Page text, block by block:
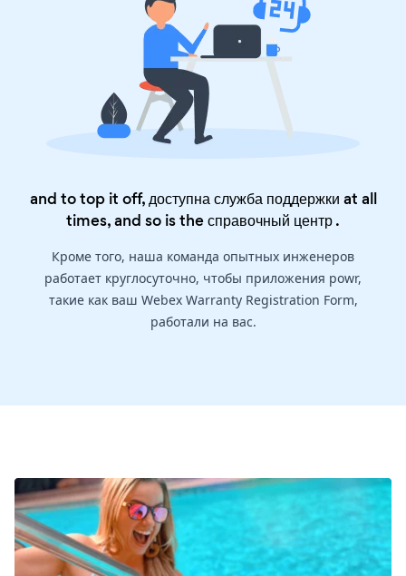
and to top it off, доступна служба поддержки at all
times, and so is theсправочный центр.
Кроме того, наша команда опытных инженеров
работает круглосуточно, чтобы приложения powr,
такие как ваш Webex Warranty Registration Form,
работали на вас.